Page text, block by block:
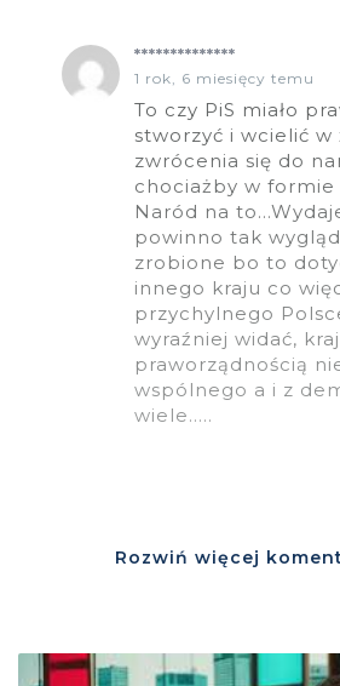
**************
1 rok, 6 miesięcy temu
To czy PiS miało
stworzyć i wcielić w
zwrócenia się do
chociażby w
Naród na
powinno tak
zrobione bo to
innego kraju co
przychylnego
wyraźniej widać,
praworządnością
wspólnego a i z
wiele…..
Rozwiń więcej